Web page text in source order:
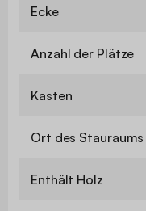
Ecke
Anzahl der Plätze
Kasten
Ort des Stauraums
Enthält Holz